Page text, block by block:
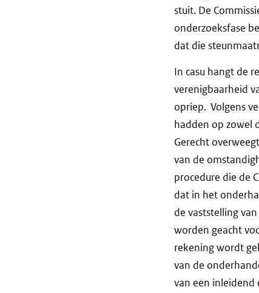
stuit. De
onderzoeksfase
dat die
In casu hangt de
verenigbaarheid
opriep. Volgens
hadden op zowel
Gerecht
van de
procedure die de
dat in het
de vaststelling
worden geacht
rekening wordt
van de
van een inleidend